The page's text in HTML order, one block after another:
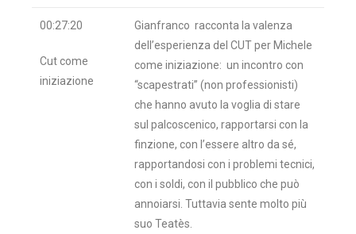
00:27:20
Cut come
iniziazione
Gianfranco racconta la valenza
dell’esperienza del CUT per Michele
come iniziazione: un incontro con
“scapestrati” (non professionisti)
che hanno avuto la voglia di stare
sul palcoscenico, rapportarsi con la
finzione, con l’essere altro da sé,
rapportandosi con i problemi tecnici,
con i soldi, con il pubblico che può
annoiarsi. Tuttavia sente molto più
suo Teatès.